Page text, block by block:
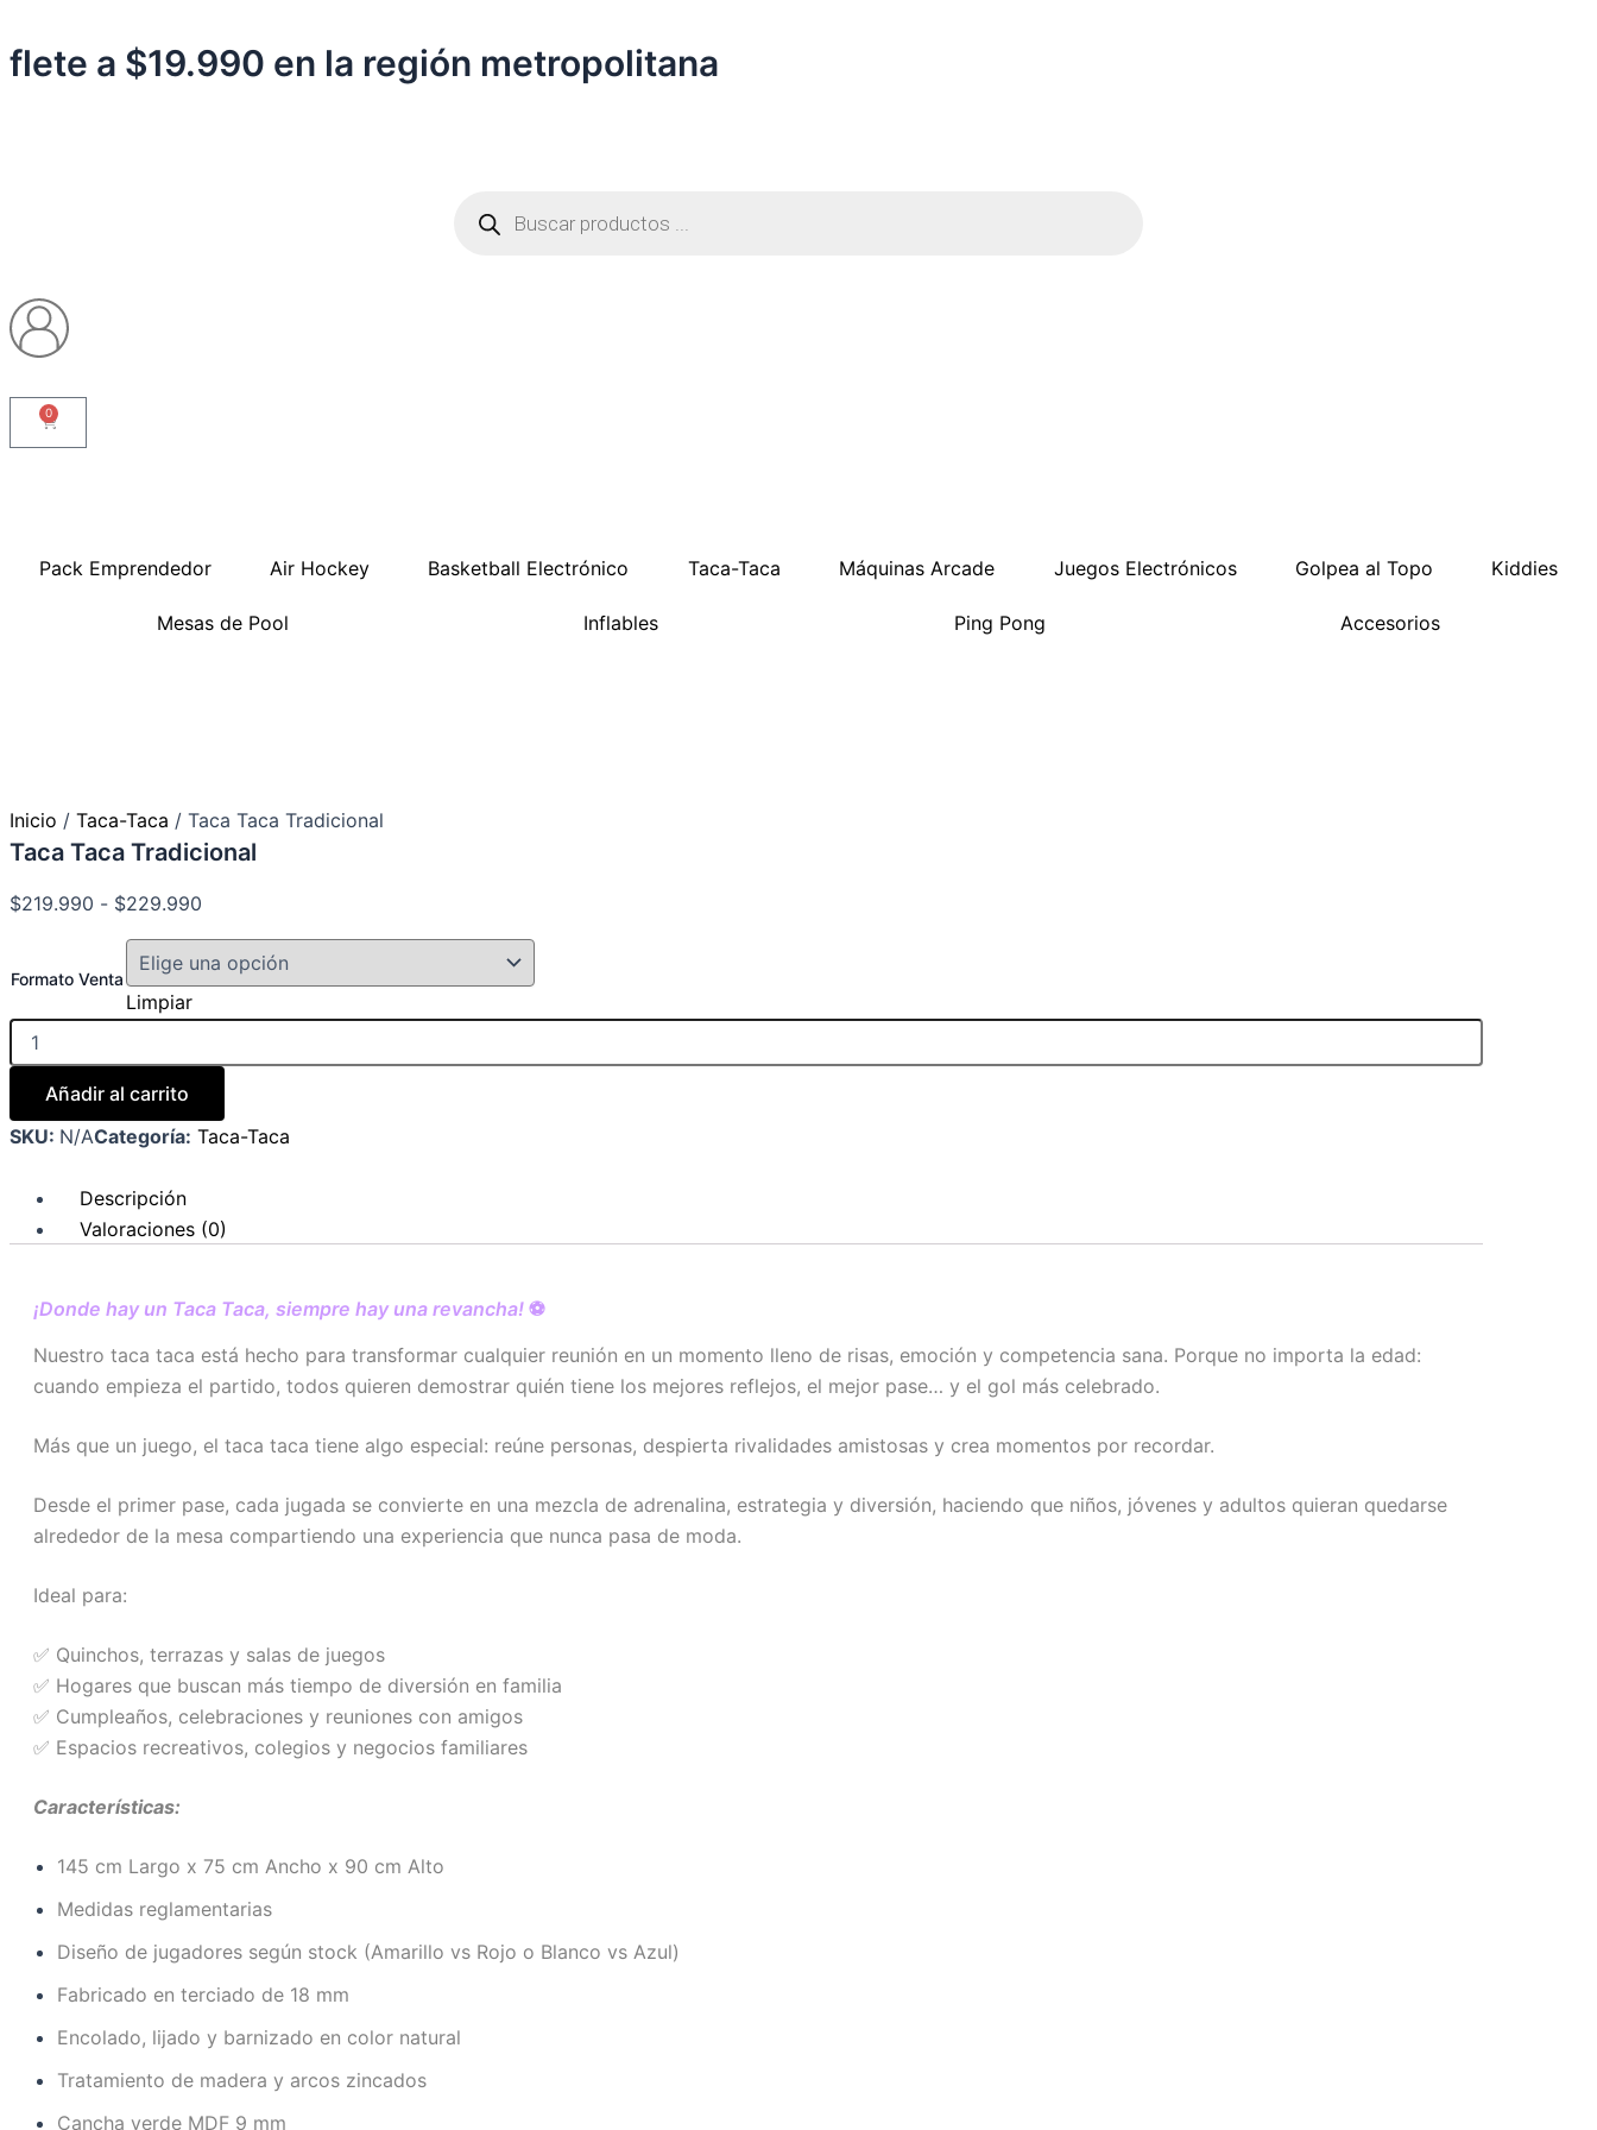
al
contenido
flete a $19.990 en la región metropolitana
productos
0 Carrito
Pack Emprendedor Air Hockey Basketball Electrónico Taca-Taca Máquinas Arcade Juegos Electrónicos Golpea al Topo Kiddies
Mesas de Pool Inflables Ping Pong Accesorios
Inicio / Taca-Taca / Taca Taca Tradicional
Taca Taca Tradicional
$219.990 - $229.990
de
precios:
$219.990
Formato Venta
Limpiar
Taca
cantidad
Añadir al carrito
SKU: N/ACategoría: Taca-Taca
Descripción
Valoraciones (0)
¡Donde hay un Taca Taca, siempre hay una revancha! ⚽
Nuestro taca taca está hecho para transformar cualquier reunión en un momento lleno de risas, emoción y competencia sana. Porque no importa la edad:
cuando empieza el partido, todos quieren demostrar quién tiene los mejores reflejos, el mejor pase… y el gol más celebrado.
Más que un juego, el taca taca tiene algo especial: reúne personas, despierta rivalidades amistosas y crea momentos por recordar.
Desde el primer pase, cada jugada se convierte en una mezcla de adrenalina, estrategia y diversión, haciendo que niños, jóvenes y adultos quieran quedarse
alrededor de la mesa compartiendo una experiencia que nunca pasa de moda.
Ideal para:
✅ Quinchos, terrazas y salas de juegos
✅ Hogares que buscan más tiempo de diversión en familia
✅ Cumpleaños, celebraciones y reuniones con amigos
✅ Espacios recreativos, colegios y negocios familiares
Características:
145 cm Largo x 75 cm Ancho x 90 cm Alto
Medidas reglamentarias
Diseño de jugadores según stock (Amarillo vs Rojo o Blanco vs Azul)
Fabricado en terciado de 18 mm
Encolado, lijado y barnizado en color natural
Tratamiento de madera y arcos zincados
Cancha verde MDF 9 mm